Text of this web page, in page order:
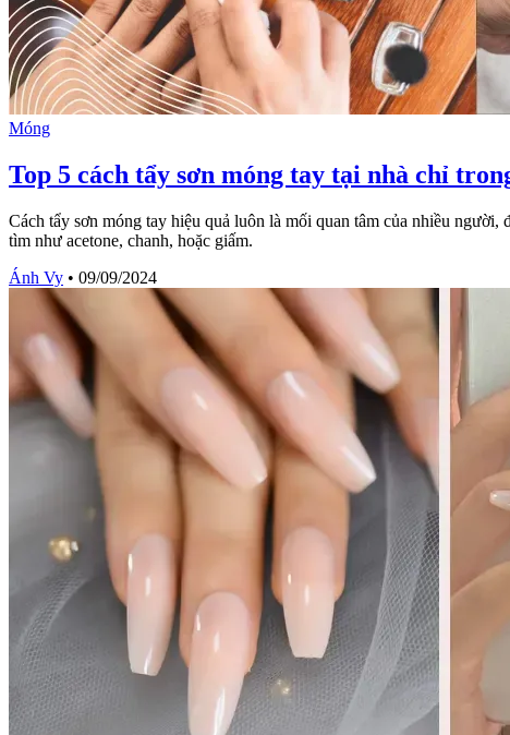
Móng
Top 5 cách tẩy sơn móng tay tại nhà chỉ
Cách tẩy sơn móng tay hiệu quả luôn là mối quan tâm của nhiều
tìm như acetone, chanh, hoặc giấm.
Ánh Vy • 09/09/2024